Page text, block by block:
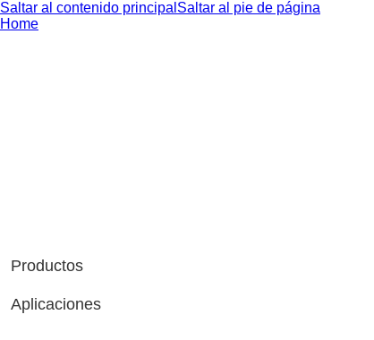
Saltar al contenido principal Saltar al pie de página
Home
Productos
Aplicaciones